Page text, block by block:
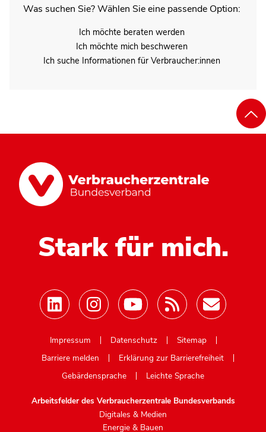
Was suchen Sie? Wählen Sie eine passende Option:
Ich möchte beraten werden
Ich möchte mich beschweren
Ich suche Informationen für Verbraucher:innen
Stark für mich.
Impressum
Datenschutz
Sitemap
Barriere melden
Erklärung zur Barrierefreiheit
Gebärdensprache
Leichte Sprache
Arbeitsfelder des Verbraucherzentrale Bundesverbands
Digitales & Medien
Energie & Bauen